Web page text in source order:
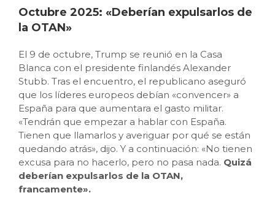
Octubre 2025: «Deberían expulsarlos de
la OTAN»
El 9 de octubre, Trump se reunió en la Casa
Blanca con el presidente finlandés Alexander
Stubb. Tras el encuentro, el republicano aseguró
que los líderes europeos debían «convencer» a
España para que aumentara el gasto militar.
«Tendrán que empezar a hablar con España.
Tienen que llamarlos y averiguar por qué se están
quedando atrás», dijo. Y a continuación: «No tienen
excusa para no hacerlo, pero no pasa nada. Quizá
deberían expulsarlos de la OTAN,
francamente».